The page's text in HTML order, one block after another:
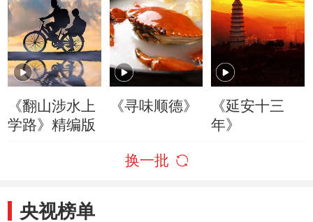
《翻山涉水上
学路》精编版
《寻味顺德》
《延安十三
年》
换一批
央视榜单